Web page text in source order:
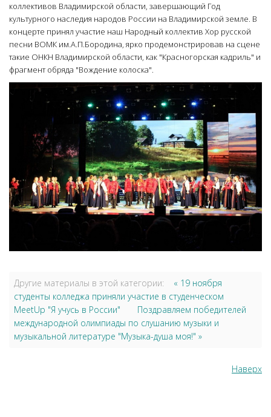
коллективов Владимирской области, завершающий Год
культурного наследия народов России на Владимирской земле. В
концерте принял участие наш Народный коллектив Хор русской
песни ВОМК им.А.П.Бородина, ярко продемонстрировав на сцене
такие ОНКН Владимирской области, как "Красногорская кадриль" и
фрагмент обряда "Вождение колоска".
Другие материалы в этой категории:
« 19 ноября
студенты колледжа приняли участие в студенческом
MeetUp "Я учусь в России"
Поздравляем победителей
международной олимпиады по слушанию музыки и
музыкальной литературе "Музыка-душа моя!" »
Наверх